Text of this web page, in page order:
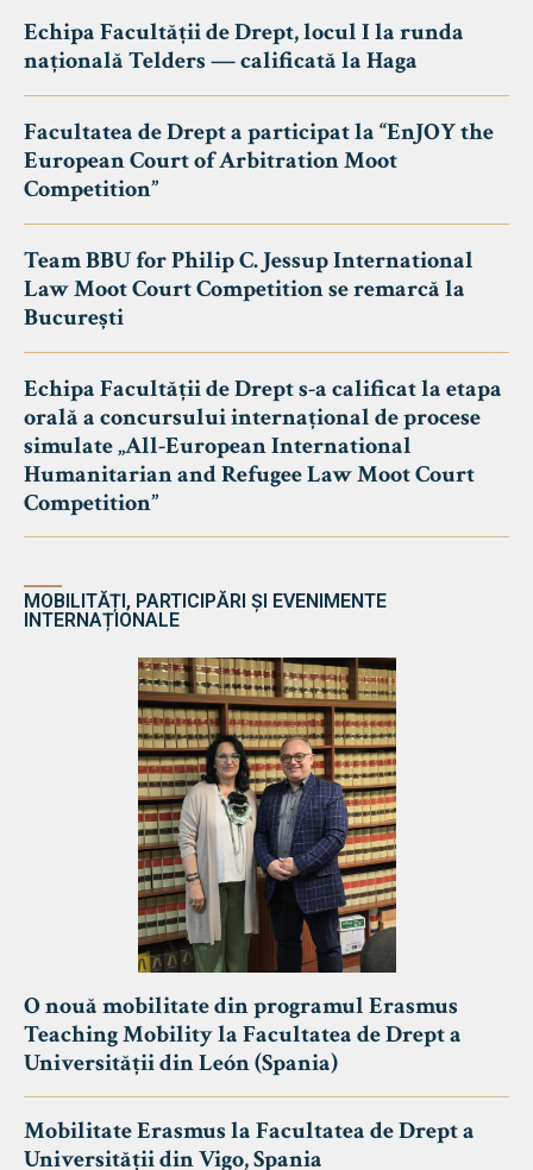
Echipa Facultății de Drept, locul I la runda
națională Telders — calificată la Haga
Facultatea de Drept a participat la “EnJOY the
European Court of Arbitration Moot
Competition”
Team BBU for Philip C. Jessup International
Law Moot Court Competition se remarcă la
București
Echipa Facultății de Drept s-a calificat la etapa
orală a concursului internațional de procese
simulate „All-European International
Humanitarian and Refugee Law Moot Court
Competition”
MOBILITĂȚI, PARTICIPĂRI ȘI EVENIMENTE
INTERNAȚIONALE
O nouă mobilitate din programul Erasmus
Teaching Mobility la Facultatea de Drept a
Universității din León (Spania)
Mobilitate Erasmus la Facultatea de Drept a
Universității din Vigo, Spania